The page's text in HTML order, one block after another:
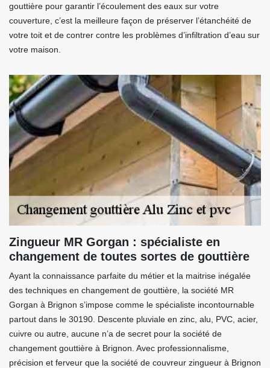
gouttière pour garantir l’écoulement des eaux sur votre
couverture, c’est la meilleure façon de préserver l’étanchéité de
votre toit et de contrer contre les problèmes d’infiltration d’eau sur
votre maison.
Zingueur MR Gorgan : spécialiste en
changement de toutes sortes de gouttière
Ayant la connaissance parfaite du métier et la maitrise inégalée
des techniques en changement de gouttière, la société MR
Gorgan à Brignon s’impose comme le spécialiste incontournable
partout dans le 30190. Descente pluviale en zinc, alu, PVC, acier,
cuivre ou autre, aucune n’a de secret pour la société de
changement gouttière à Brignon. Avec professionnalisme,
précision et ferveur que la société de couvreur zingueur à Brignon